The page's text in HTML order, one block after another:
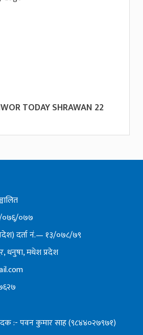
TODAY SHRAWAN 22
०७६्/०७७
दर्ता नं.— १३/०७८/७९
धनुषा, मधेश प्रदेश
:- पवन कुमार साह (९८४४०२७९७१)